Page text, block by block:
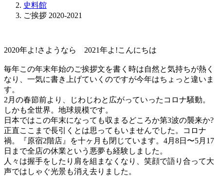
史料館
ご挨拶 2020-2021
2020年よ!さようなら 2021年よ!こんにちは
毎年この年末年始のご挨拶文を書く時は自然と気持ちが熱く
なり、一気に書き上げていくのですが今年はちょっと違いま
す。
2月の春節前より、じわじわと広がっていったコロナ騒動。
しかも全世界。地球規模です。
日本ではこの年末になっても収まるどころか第3波の襲来か?
正直ここまで長引くとは思ってもいませんでした。コロナ
禍。『原宿2階店』を十ヶ月も閉じています。4月8日〜5月17
日まで全店の休業という悪夢も経験しました。
人々は握手をしたり肩を組まなくなり、笑顔で語り合って大
声ではしゃぐ光景も消え去りました。